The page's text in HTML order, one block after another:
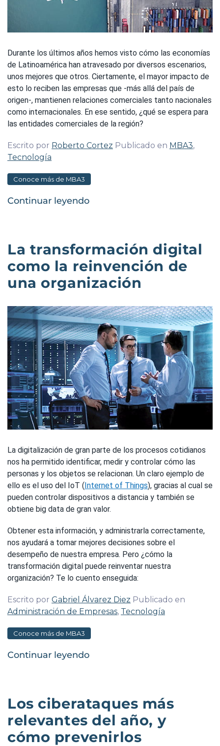
Durante los últimos años hemos visto cómo las economías
de Latinoamérica han atravesado por diversos escenarios,
unos mejores que otros. Ciertamente, el mayor impacto de
esto lo reciben las empresas que -más allá del país de
origen-, mantienen relaciones comerciales tanto nacionales
como internacionales. En ese sentido, ¿qué se espera para
las entidades comerciales de la región?
Escrito por Roberto Cortez Publicado en MBA3,
Tecnología
Conoce más de MBA3
Continuar leyendo
La transformación digital
como la reinvención de
una organización
La digitalización de gran parte de los procesos cotidianos
nos ha permitido identificar, medir y controlar cómo las
personas y los objetos se relacionan. Un claro ejemplo de
ello es el uso del IoT (Internet of Things), gracias al cual se
pueden controlar dispositivos a distancia y también se
obtiene big data de gran valor.
Obtener esta información, y administrarla correctamente,
nos ayudará a tomar mejores decisiones sobre el
desempeño de nuestra empresa. Pero ¿cómo la
transformación digital puede reinventar nuestra
organización? Te lo cuento enseguida:
Escrito por Gabriel Álvarez Diez Publicado en
Administración de Empresas, Tecnología
Conoce más de MBA3
Continuar leyendo
Los ciberataques más
relevantes del año, y
cómo prevenirlos